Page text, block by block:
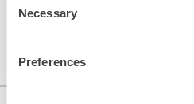
Selection
Necessary
Preferences
Dieses Produkt wird